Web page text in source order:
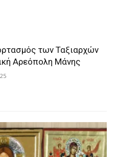
των Ταξιαρχών
Αρεόπολη Μάνης